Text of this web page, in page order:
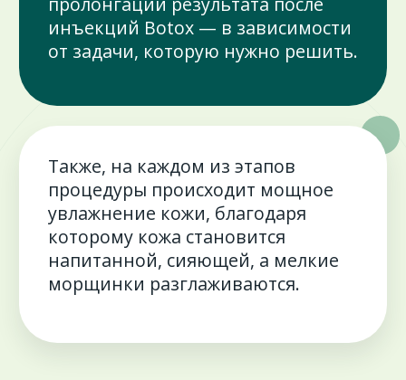
2 200 ₽
Алмазная дермобразия HF
Запишитесь